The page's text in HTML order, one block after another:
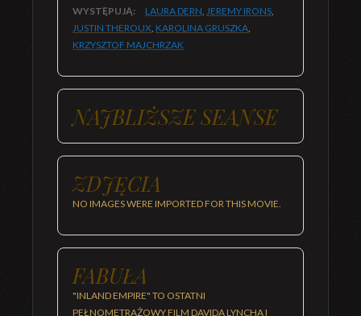
WYSTĘPUJĄ: LAURA DERN, JEREMY IRONS,
JUSTIN THEROUX, KAROLINA GRUSZKA,
KRZYSZTOF MAJCHRZAK
NAJBLIŻSZE SEANSE
ZDJĘCIA
NO IMAGES WERE IMPORTED FOR THIS MOVIE.
FABUŁA
"INLAND EMPIRE" TO OSTATNI
PEŁNOMETRAŻOWY FILM DAVIDA LYNCHA I